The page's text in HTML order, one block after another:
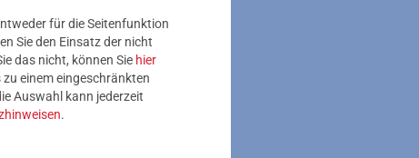
für die Seitenfunktion
Sie den Einsatz der nicht
das nicht, können Sie hier
einem eingeschränkten
Auswahl kann jederzeit
.
Kraftwerkdoch